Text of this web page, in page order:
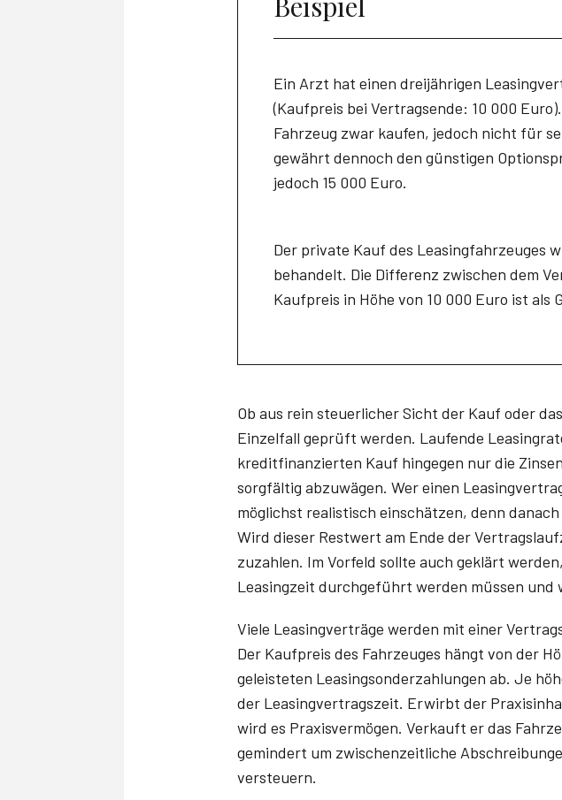
Ein Arzt hat einen dreijährigen
(Kaufpreis bei Vertragsende: 10 000
Fahrzeug zwar kaufen, jedoch nicht für
gewährt dennoch den günstigen
jedoch 15 000 Euro.
Der private Kauf des Leasingfahrzeuges
behandelt. Die Differenz zwischen dem
Kaufpreis in Höhe von 10 000 Euro ist als
Ob aus rein steuerlicher Sicht der Kauf oder
Einzelfall geprüft werden. Laufende
kreditfinanzierten Kauf hingegen nur die
sorgfältig abzuwägen. Wer einen
möglichst realistisch einschätzen, denn
Wird dieser Restwert am Ende der
zuzahlen. Im Vorfeld sollte auch geklärt
Leasingzeit durchgeführt werden müssen
Viele Leasingverträge werden mit einer
Der Kaufpreis des Fahrzeuges hängt von der
geleisteten Leasingsonderzahlungen ab. Je
der Leasingvertragszeit. Erwirbt der
wird es Praxisvermögen. Verkauft er das
gemindert um zwischenzeitliche
versteuern.